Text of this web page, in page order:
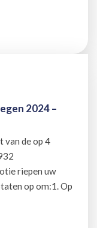
2024 –
van de op 4
riepen uw
op om:1. Op